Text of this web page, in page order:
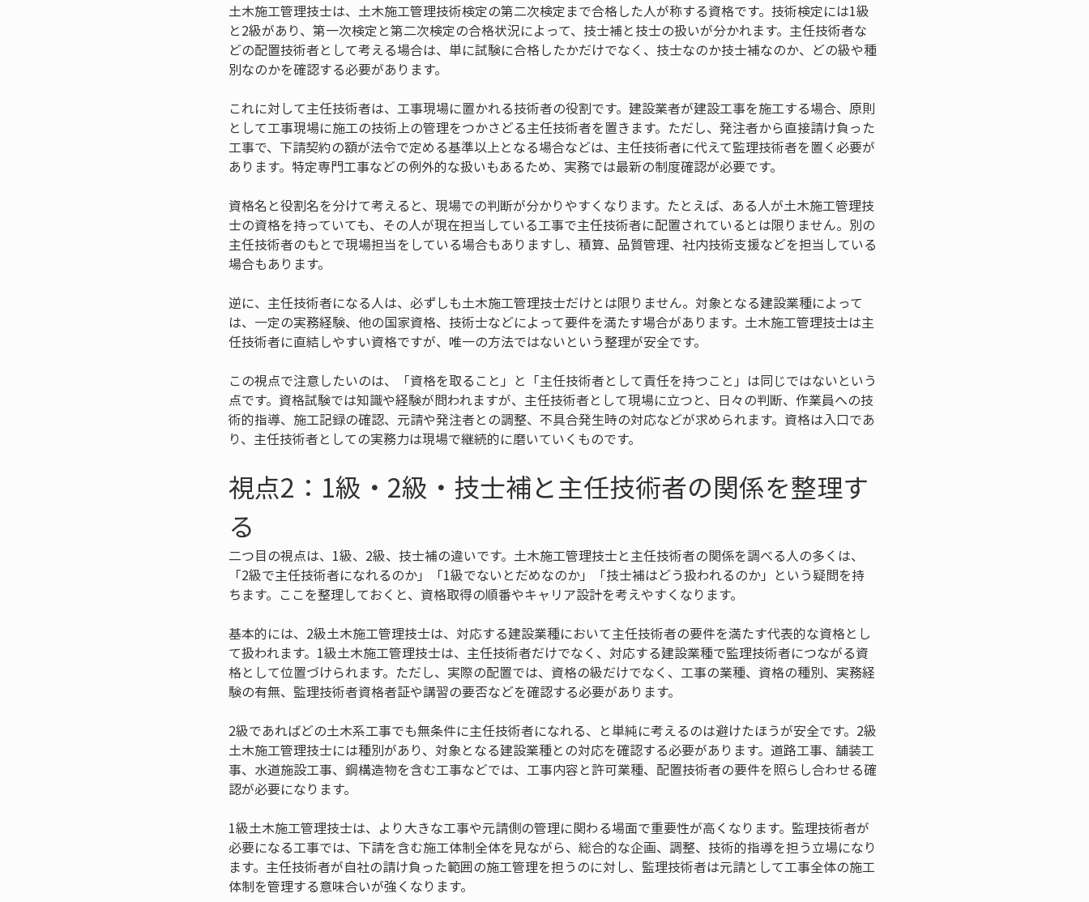
土木施工管理技士は、土木施工管理技術検定の第二次検定まで合格した人が称する資格です。技術検定には1級
と2級があり、第一次検定と第二次検定の合格状況によって、技士補と技士の扱いが分かれます。主任技術者な
どの配置技術者として考える場合は、単に試験に合格したかだけでなく、技士なのか技士補なのか、どの級や種
別なのかを確認する必要があります。
これに対して主任技術者は、工事現場に置かれる技術者の役割です。建設業者が建設工事を施工する場合、原則
として工事現場に施工の技術上の管理をつかさどる主任技術者を置きます。ただし、発注者から直接請け負った
工事で、下請契約の額が法令で定める基準以上となる場合などは、主任技術者に代えて監理技術者を置く必要が
あります。特定専門工事などの例外的な扱いもあるため、実務では最新の制度確認が必要です。
資格名と役割名を分けて考えると、現場での判断が分かりやすくなります。たとえば、ある人が土木施工管理技
士の資格を持っていても、その人が現在担当している工事で主任技術者に配置されているとは限りません。別の
主任技術者のもとで現場担当をしている場合もありますし、積算、品質管理、社内技術支援などを担当している
場合もあります。
逆に、主任技術者になる人は、必ずしも土木施工管理技士だけとは限りません。対象となる建設業種によって
は、一定の実務経験、他の国家資格、技術士などによって要件を満たす場合があります。土木施工管理技士は主
任技術者に直結しやすい資格ですが、唯一の方法ではないという整理が安全です。
この視点で注意したいのは、「資格を取ること」と「主任技術者として責任を持つこと」は同じではないという
点です。資格試験では知識や経験が問われますが、主任技術者として現場に立つと、日々の判断、作業員への技
術的指導、施工記録の確認、元請や発注者との調整、不具合発生時の対応などが求められます。資格は入口であ
り、主任技術者としての実務力は現場で継続的に磨いていくものです。
視点2：1級・2級・技士補と主任技術者の関係を整理す
る
二つ目の視点は、1級、2級、技士補の違いです。土木施工管理技士と主任技術者の関係を調べる人の多くは、
「2級で主任技術者になれるのか」「1級でないとだめなのか」「技士補はどう扱われるのか」という疑問を持
ちます。ここを整理しておくと、資格取得の順番やキャリア設計を考えやすくなります。
基本的には、2級土木施工管理技士は、対応する建設業種において主任技術者の要件を満たす代表的な資格とし
て扱われます。1級土木施工管理技士は、主任技術者だけでなく、対応する建設業種で監理技術者につながる資
格として位置づけられます。ただし、実際の配置では、資格の級だけでなく、工事の業種、資格の種別、実務経
験の有無、監理技術者資格者証や講習の要否などを確認する必要があります。
2級であればどの土木系工事でも無条件に主任技術者になれる、と単純に考えるのは避けたほうが安全です。2級
土木施工管理技士には種別があり、対象となる建設業種との対応を確認する必要があります。道路工事、舗装工
事、水道施設工事、鋼構造物を含む工事などでは、工事内容と許可業種、配置技術者の要件を照らし合わせる確
認が必要になります。
1級土木施工管理技士は、より大きな工事や元請側の管理に関わる場面で重要性が高くなります。監理技術者が
必要になる工事では、下請を含む施工体制全体を見ながら、総合的な企画、調整、技術的指導を担う立場になり
ます。主任技術者が自社の請け負った範囲の施工管理を担うのに対し、監理技術者は元請として工事全体の施工
体制を管理する意味合いが強くなります。